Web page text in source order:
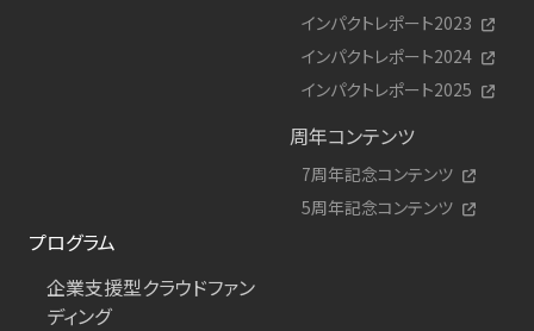
インパクトレポート2023
インパクトレポート2024
インパクトレポート2025
周年コンテンツ
7周年記念コンテンツ
5周年記念コンテンツ
プログラム
企業支援型クラウドファン
ディング